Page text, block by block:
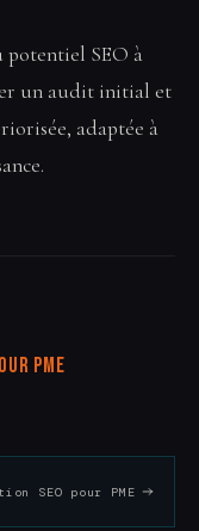
potentiel SEO à
un audit initial et
adaptée à
PME
SEO pour PME